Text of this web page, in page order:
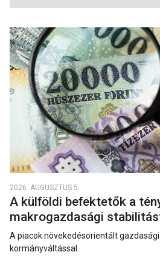
2026. AUGUSZTUS 5.
A külföldi befektetők a
makrogazdasági
A piacok növekedésorientált
kormányváltással.